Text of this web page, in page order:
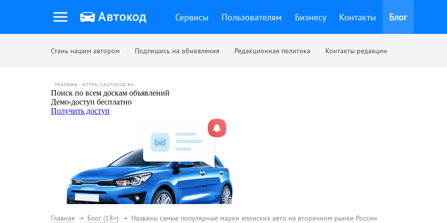
Сервисы Пользователям Бизнесу Контакты Блог
Стань нашим автором Подпишись на обновления Редакционная политика Контакты редакции
РЕКЛАМА • HTTPS://AVTOCOD.RU
Главная Блог (18+) Названы самые популярные марки японских авто на вторичном рынке России